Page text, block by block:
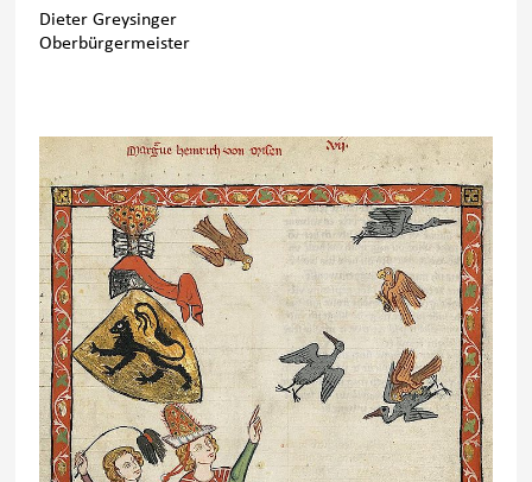
Dieter Greysinger
Oberbürgermeister